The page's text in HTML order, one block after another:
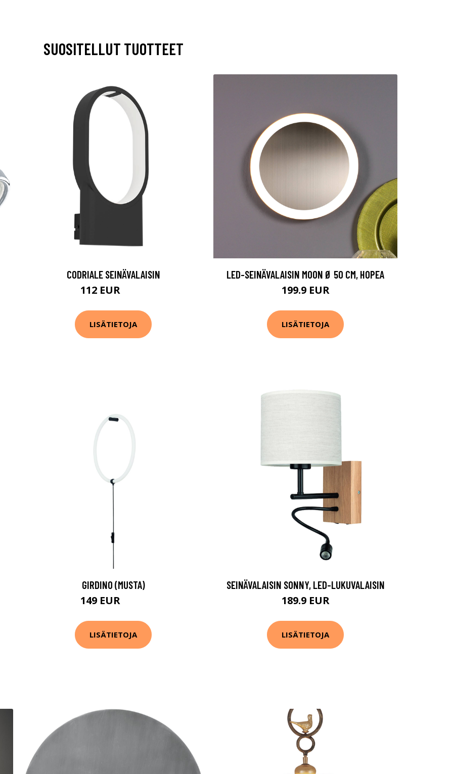
SUOSITELLUT TUOTTEET
CODRIALE SEINÄVALAISIN
112 EUR
LISÄTIETOJA
LED-SEINÄVALAISIN MOON Ø 50 CM, HOPEA
199.9 EUR
LISÄTIETOJA
GIRDINO (MUSTA)
149 EUR
LISÄTIETOJA
SEINÄVALAISIN SONNY, LED-LUKUVALAISIN
189.9 EUR
LISÄTIETOJA